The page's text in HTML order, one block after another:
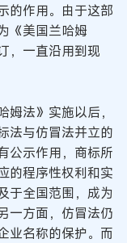
的作用。由于这部
《美国兰哈姆
，一直沿用到现
法》实施以后，
法与仿冒法并立的
公示作用，商标所
的程序性权利和实
于全国范围，成为
一方面，仿冒法仍
业名称的保护。而